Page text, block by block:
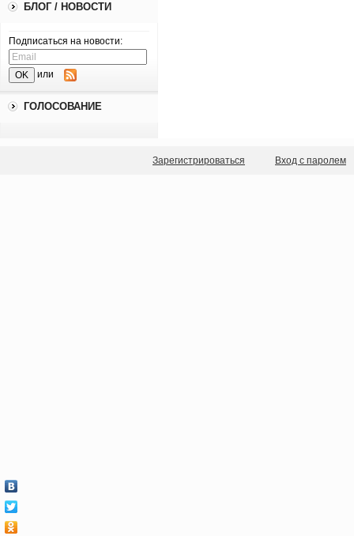
БЛОГ / НОВОСТИ
Подписаться на новости:
или
ГОЛОСОВАНИЕ
Зарегистрироваться Вход с паролем